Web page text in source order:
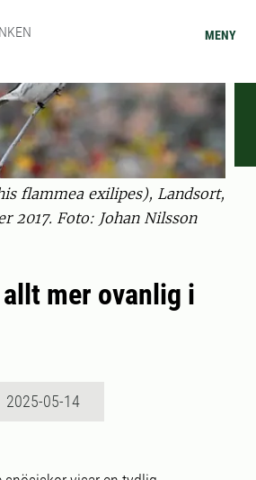
MENY
flammea exilipes), Landsort,
2017. Foto: Johan Nilsson
mer ovanlig i
2025-05-14